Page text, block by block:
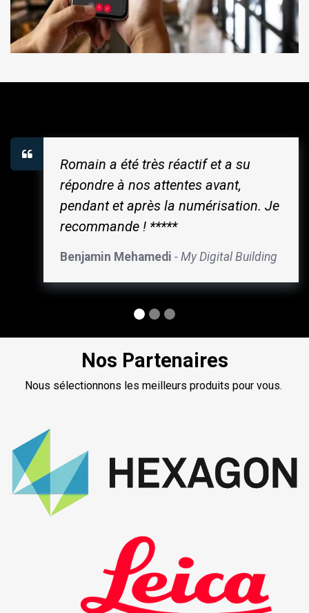
Romain a été très réactif et a su
répondre à nos attentes avant,
pendant et après la numérisation. Je
recommande ! *****
Benjamin Mehamedi - My Digital Building
Nos Partenaires
Nous sélectionnons les meilleurs produits pour vous.